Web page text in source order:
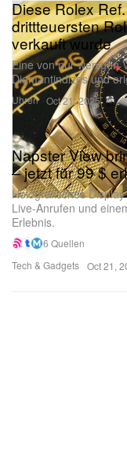
Uhren
Diese Rolex
drittteuersten
verkauft wurde
Eine von nur wenigen
Diamantindizes und
Oct 21, 2025
Tech & Gadgets
Napster View
– jetzt für 99 $
Holografisches
Live-Anrufen und
Erlebnis.
6 Quellen
Oct 21,